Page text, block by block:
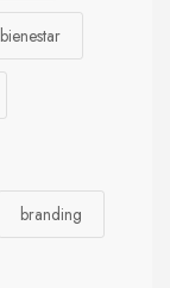
bienestar
branding